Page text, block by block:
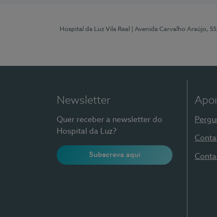
Hospital da Luz Vila Real | Avenida Carvalho Araújo,
Newsletter
Quer receber a newsletter do
Hospital da Luz?
Subscreva aqui